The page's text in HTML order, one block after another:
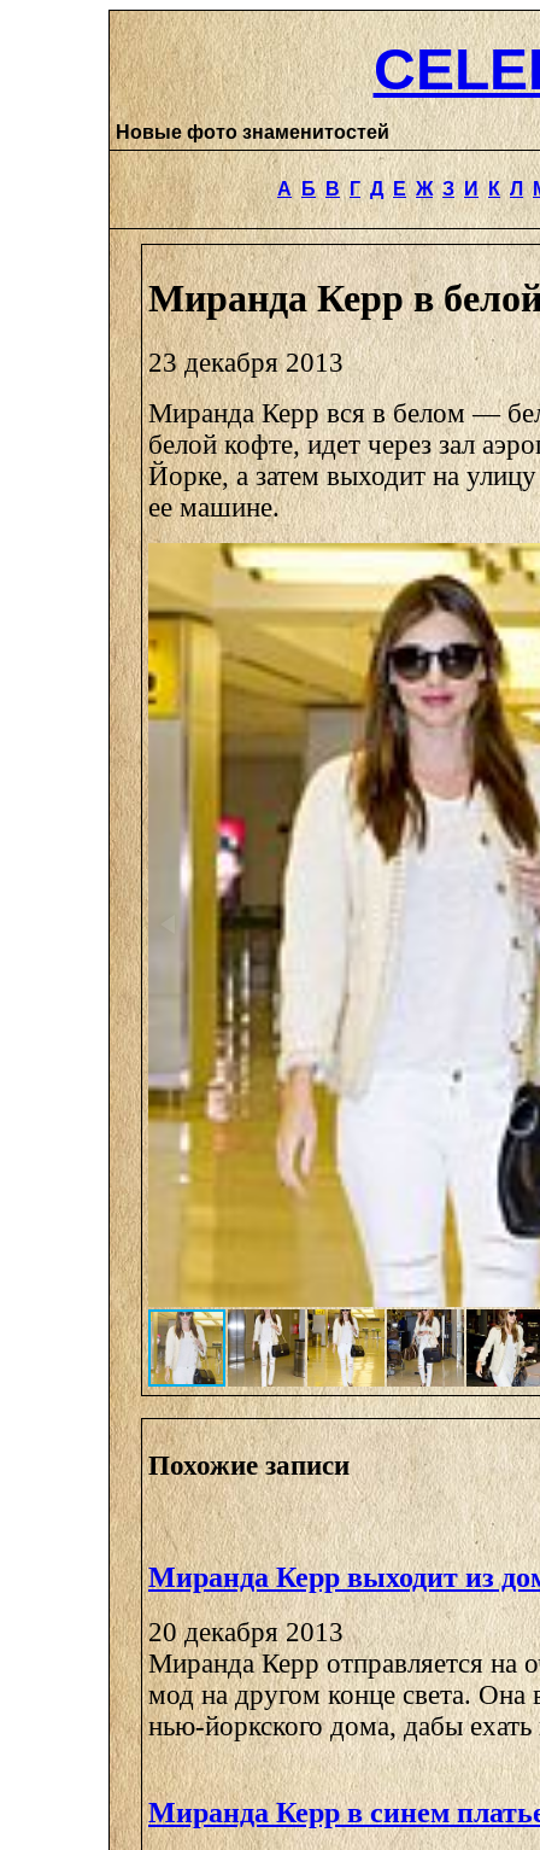
Новые фото знаменитостей
А Б В Г Д Е Ж З И К Л
Миранда Керр в
23 декабря 2013
Миранда Керр вся в белом —
белой кофте, идет через зал
Йорке, а затем выходит на
ее машине.
Похожие записи
Миранда Керр выходит из
20 декабря 2013
Миранда Керр отправляется на
мод на другом конце света. Она
нью-йоркского дома, дабы ехать
Миранда Керр в синем